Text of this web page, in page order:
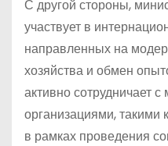
С другой стороны,
участвует в
направленных на
хозяйства и обмен
активно сотрудничает
организациями,
в рамках проведения